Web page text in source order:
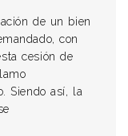
de un bien
con
cesión de
Siendo así, la